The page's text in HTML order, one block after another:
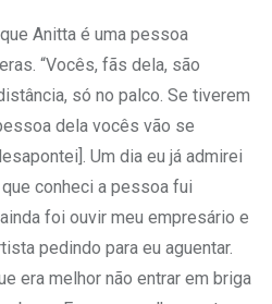
Anitta é uma pessoa
“Vocês, fãs dela, são
só no palco. Se tiverem
dela vocês vão se
Um dia eu já admirei
conheci a pessoa fui
foi ouvir meu empresário e
pedindo para eu aguentar.
era melhor não entrar em briga